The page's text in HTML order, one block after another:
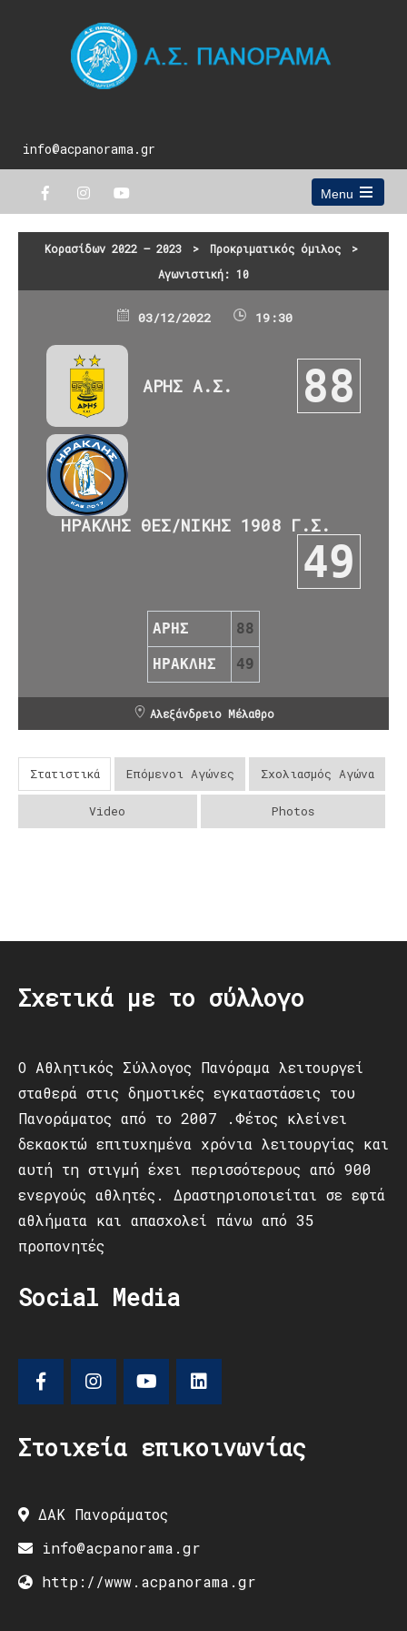
info@acpanorama.gr
Menu
Open
main
menu
Κορασίδων 2022 – 2023 > Προκριματικός όμιλος
>
Αγωνιστική: 10
03/12/2022 19:30
ΑΡΗΣ Α.Σ. 88
ΗΡΑΚΛΗΣ ΘΕΣ/ΝΙΚΗΣ 1908 Γ.Σ.
49
ΑΡΗΣ 88
ΗΡΑΚΛΗΣ 49
Αλεξάνδρειο Μέλαθρο
Στατιστικά Επόμενοι Αγώνες Σχολιασμός Αγώνα
Video Photos
Σχετικά με το σύλλογο
Ο Αθλητικός Σύλλογος Πανόραμα λειτουργεί
σταθερά στις δημοτικές εγκαταστάσεις του
Πανοράματος από το 2007 .Φέτος κλείνει
δεκαοκτώ επιτυχημένα χρόνια λειτουργίας και
αυτή τη στιγμή έχει περισσότερους από 900
ενεργούς αθλητές. Δραστηριοποιείται σε εφτά
αθλήματα και απασχολεί πάνω από 35
προπονητές
Social Media
Στοιχεία επικοινωνίας
ΔΑΚ Πανοράματος
info@acpanorama.gr
http://www.acpanorama.gr